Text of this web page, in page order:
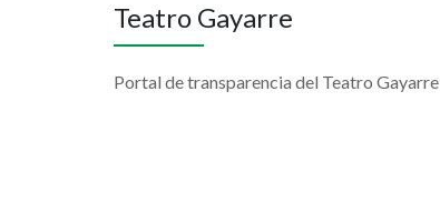
Teatro Gayarre
Portal de transparencia del Teatro Gayarre